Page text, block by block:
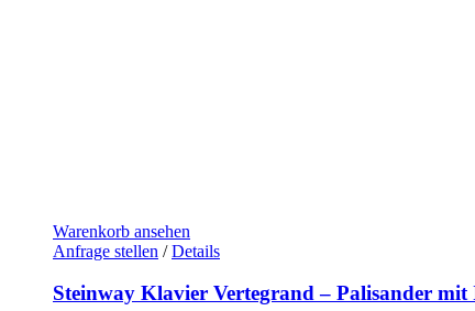
Warenkorb ansehen
Anfrage stellen / Details
Steinway Klavier Vertegrand – Palisander